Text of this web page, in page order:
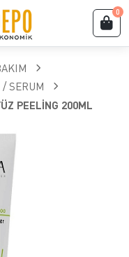
0
SERUM
PEELİNG 200ML